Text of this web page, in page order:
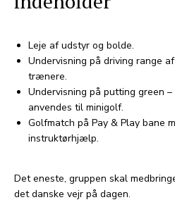
Leje af udstyr og bolde.
Undervisning på driving range
trænere.
Undervisning på putting green
anvendes til minigolf.
Golfmatch på Pay & Play bane
instruktørhjælp.
Det eneste, gruppen skal
det danske vejr på dagen.